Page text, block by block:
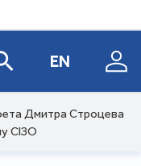
EN
Дмитра Строцева
СІЗО